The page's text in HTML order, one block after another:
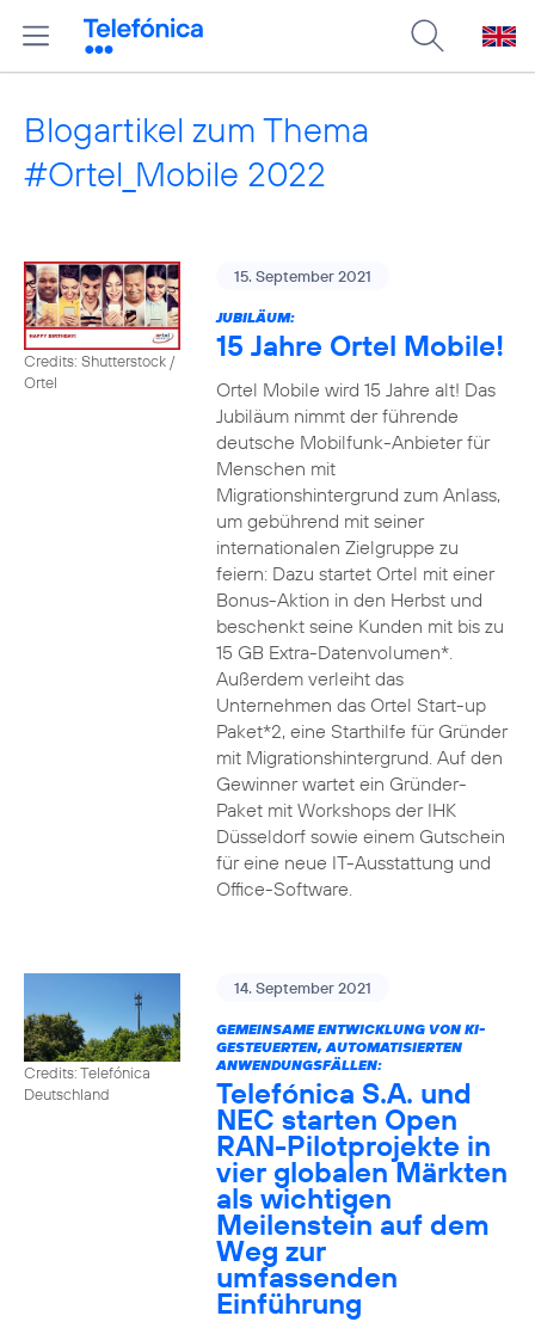
Blogartikel zum Thema
#Ortel_Mobile 2022
Credits: Shutterstock /
Ortel
15. September 2021
JUBILÄUM:
15 Jahre Ortel Mobile!
Ortel Mobile wird 15 Jahre alt! Das
Jubiläum nimmt der führende
deutsche Mobilfunk-Anbieter für
Menschen mit
Migrationshintergrund zum Anlass,
um gebührend mit seiner
internationalen Zielgruppe zu
feiern: Dazu startet Ortel mit einer
Bonus-Aktion in den Herbst und
beschenkt seine Kunden mit bis zu
15 GB Extra-Datenvolumen*.
Außerdem verleiht das
Unternehmen das Ortel Start-up
Paket*2, eine Starthilfe für Gründer
mit Migrationshintergrund. Auf den
Gewinner wartet ein Gründer-
Paket mit Workshops der IHK
Düsseldorf sowie einem Gutschein
für eine neue IT-Ausstattung und
Office-Software.
Credits: Telefónica
Deutschland
14. September 2021
GEMEINSAME ENTWICKLUNG VON KI-
GESTEUERTEN, AUTOMATISIERTEN
ANWENDUNGSFÄLLEN:
Telefónica S.A. und
NEC starten Open
RAN-Pilotprojekte in
vier globalen Märkten
als wichtigen
Meilenstein auf dem
Weg zur
umfassenden
Einführung